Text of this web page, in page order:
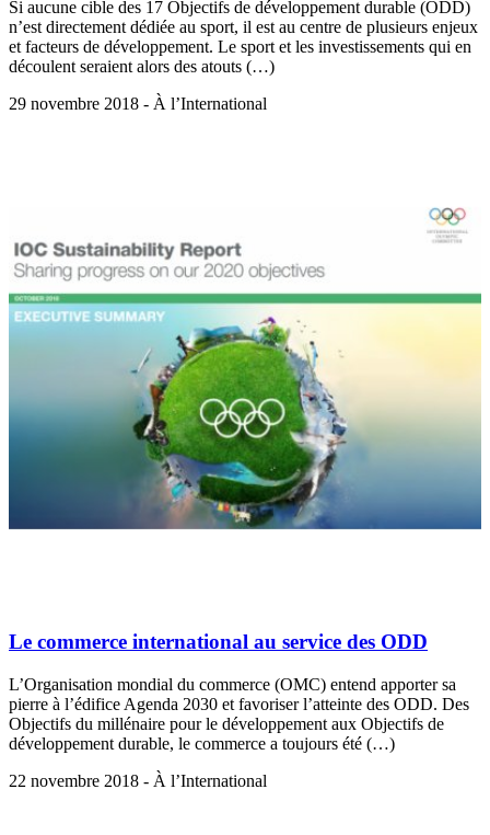
Si aucune cible des 17 Objectifs de développement durable (ODD)
n’est directement dédiée au sport, il est au centre de plusieurs enjeux
et facteurs de développement. Le sport et les investissements qui en
découlent seraient alors des atouts (…)
29 novembre 2018 - À l’International
Le commerce international au service des ODD
L’Organisation mondial du commerce (OMC) entend apporter sa
pierre à l’édifice Agenda 2030 et favoriser l’atteinte des ODD. Des
Objectifs du millénaire pour le développement aux Objectifs de
développement durable, le commerce a toujours été (…)
22 novembre 2018 - À l’International